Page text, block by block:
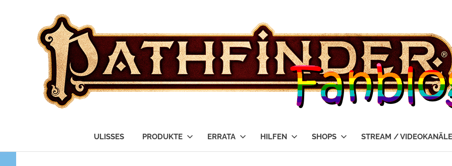
ULISSES
PRODUKTE ERRATA HILFEN SHOPS STREAM / VIDEOKANÄLE